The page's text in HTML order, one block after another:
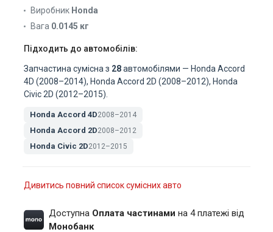
Виробник Honda
Вага 0.0145 кг
Підходить до автомобілів:
Запчастина сумісна з 28автомобілями — Honda Accord
4D (2008–2014), Honda Accord 2D (2008–2012), Honda
Civic 2D (2012–2015).
Honda Accord 4D2008–2014
Honda Accord 2D2008–2012
Honda Civic 2D2012–2015
Дивитись повний список сумісних авто
Доступна Оплата частинами на 4 платежі від
Монобанк